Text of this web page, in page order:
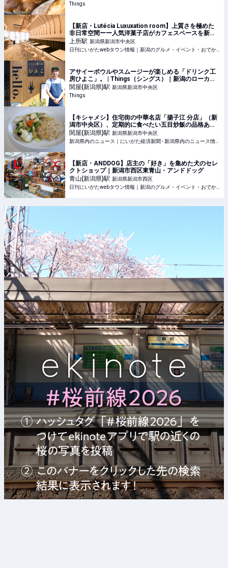
Things
【新店・Lutécia Luxuxation room】上質さを極めた
非日常空間ーー人気洋菓子店がカフェスペースを新設
｜新潟市中央区上近江・ルーテシア ラグゼーションル
ーム
上所駅 新潟県新潟市中央区
アサイーボウルやスムージーが楽しめる「ドリンク工
房ひよこ」。 | Things（シングス）｜新潟のローカル
なWebマガジン
関屋(新潟県)駅 新潟県新潟市中央区
Things
【キシャメシ】住宅街の中華名店「揚子江 分店」（新
潟市中央区）、定期的に食べたい五目炒飯の品格ある
美味さ - 新潟県内のニュース｜にいがた経済新聞
関屋(新潟県)駅 新潟県新潟市中央区
【新店・ANDDOG】店主の「好き」を集めた犬のセレ
クトショップ｜新潟市西区東青山・アンドドッグ
青山(新潟県)駅 新潟県新潟市西区